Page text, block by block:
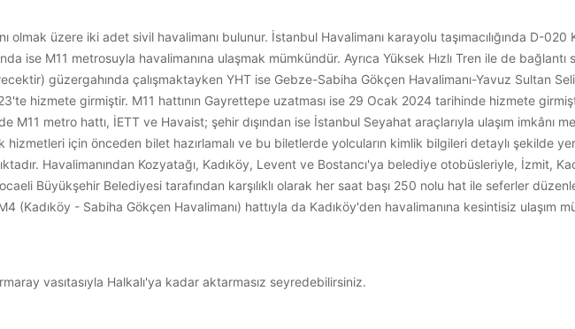
olmak üzere iki adet sivil havalimanı bulunur. İstanbul Havalimanı karayolu taşımacılığında D-
ise M11 metrosuyla havalimanına ulaşmak mümkündür. Ayrıca Yüksek Hızlı Tren ile de
güzergahında çalışmaktayken YHT ise Gebze-Sabiha Gökçen Havalimanı-Yavuz Sultan
hizmete girmiştir. M11 hattının Gayrettepe uzatması ise 29 Ocak 2024 tarihinde hizmete
metro hattı, İETT ve Havaist; şehir dışından ise İstanbul Seyahat araçlarıyla ulaşım imkânı
için önceden bilet hazırlamalı ve bu biletlerde yolcuların kimlik bilgileri detaylı şekilde yer
Havalimanından Kozyatağı, Kadıköy, Levent ve Bostancı'ya belediye otobüsleriyle, İzmit,
Büyükşehir Belediyesi tarafından karşılıklı olarak her saat başı 250 nolu hat ile seferler
(Kadıköy - Sabiha Gökçen Havalimanı) hattıyla da Kadıköy'den havalimanına kesintisiz ulaşım
vasıtasıyla Halkalı'ya kadar aktarmasız seyredebilirsiniz.